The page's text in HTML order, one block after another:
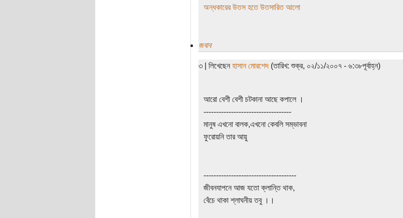
অন্ধকারের উতস হতে উতসারিত আলো
জবাব
৩ | লিখেছেন হাসান মোরশেদ(তারিখ: শুক্র, ০২/১১/২০০৭ - ৬:৩৮পূর্বাহ্ন)
আরো বেশী বেশী চটকানা আছে কপালে ।
-----------------------------------
মানুষ এখনো বালক,এখনো কেবলি সম্ভাবনা
ফুরোয়নি তার আয়ু
-------------------------------------
জীবনযাপনে আজ যতো ক্লান্তি থাক,
বেঁচে থাকা শ্লাঘনীয় তবু ।।